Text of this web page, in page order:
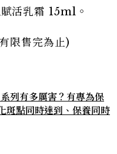
活乳霜 15ml。
限售完為止)
列有多厲害？有專為保
斑點同時達到、保養同時